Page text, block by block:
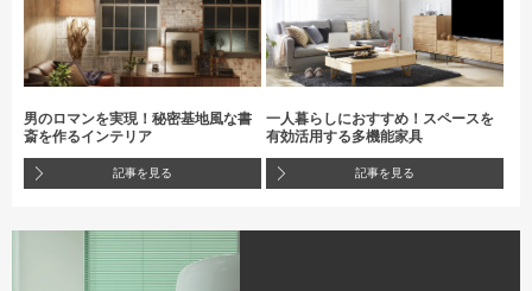
男のロマンを実現！秘密基地風な書
斎を作るインテリア
記事を見る
一人暮らしにおすすめ！スペースを
有効活用する多機能家具
記事を見る